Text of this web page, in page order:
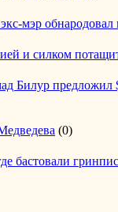
мэр
и силком
предложил
(0)
бастовали